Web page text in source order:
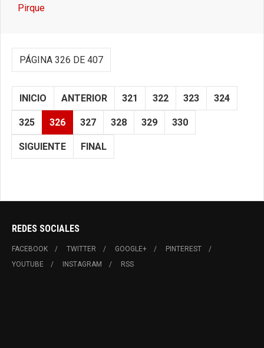
Pirque
PÁGINA 326 DE 407
INICIO ANTERIOR 321 322 323 324
325 326 327 328 329 330
SIGUIENTE FINAL
REDES SOCIALES
FACEBOOK TWITTER GOOGLE+
PINTEREST
YOUTUBE
INSTAGRAM RSS